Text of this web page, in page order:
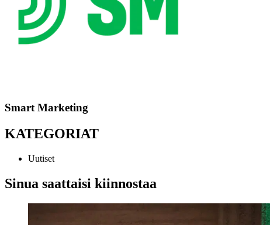
Smart Marketing
KATEGORIAT
Uutiset
Sinua saattaisi kiinnostaa